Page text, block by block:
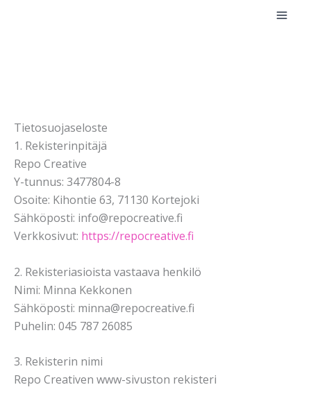
Tietosuojaseloste
1. Rekisterinpitäjä
Repo Creative
Y-tunnus: 3477804-8
Osoite: Kihontie 63, 71130 Kortejoki
Sähköposti: info@repocreative.fi
Verkkosivut: https://repocreative.fi
2. Rekisteriasioista vastaava henkilö
Nimi: Minna Kekkonen
Sähköposti: minna@repocreative.fi
Puhelin: 045 787 26085
3. Rekisterin nimi
Repo Creativen www-sivuston rekisteri